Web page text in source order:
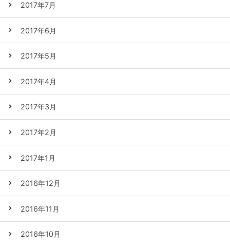
2017年7月
2017年6月
2017年5月
2017年4月
2017年3月
2017年2月
2017年1月
2016年12月
2016年11月
2016年10月